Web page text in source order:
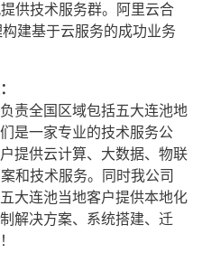
供技术服务群。阿里云合
建基于云服务的成功业务
责全国区域包括五大连池地
是一家专业的技术服务公
提供云计算、大数据、物联
和技术服务。同时我公司
大连池当地客户提供本地化
解决方案、系统搭建、迁